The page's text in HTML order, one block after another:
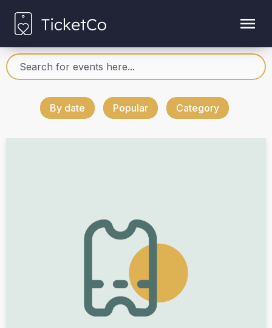
By date Popular Category